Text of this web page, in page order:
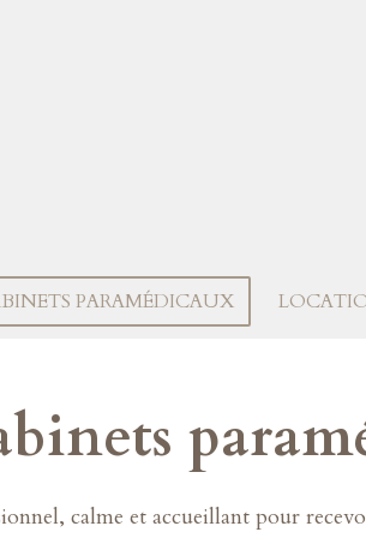
PARAMÉDICAUX
calme et accueillant pour